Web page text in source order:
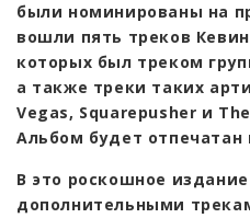
были номинированы на
вошли пять треков
которых был треком
а также треки таких
Vegas, Squarepusher и
Альбом будет отпечатан
В это роскошное
дополнительными